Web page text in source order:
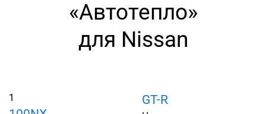
«Автотепло»
для Nissan
1 GT-R